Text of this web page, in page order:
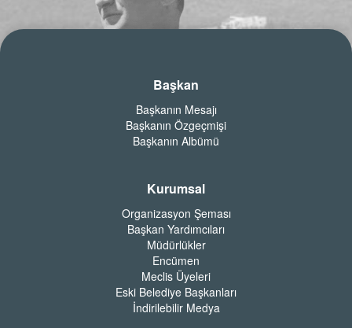
Başkan
Başkanın Mesajı
Başkanın Özgeçmişi
Başkanın Albümü
Kurumsal
Organizasyon Şeması
Başkan Yardımcıları
Müdürlükler
Encümen
Meclis Üyeleri
Eski Belediye Başkanları
İndirilebilir Medya